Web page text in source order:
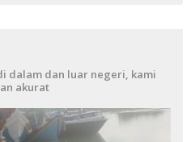
dalam dan luar negeri, kami
akurat